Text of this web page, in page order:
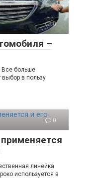
0
–
Все больше
в пользу
0
линейка
используется в